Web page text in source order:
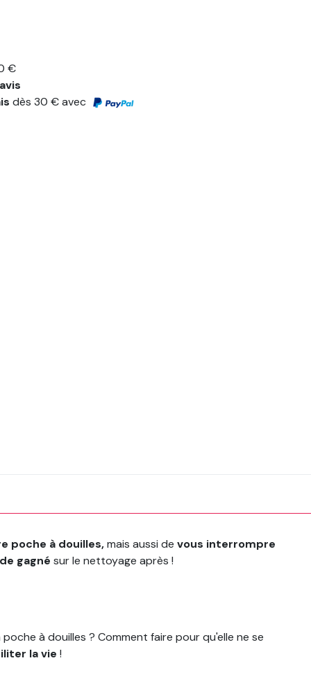
€
dès 30 € avec
poche à douilles,mais aussi de vous interrompre
gagné sur le nettoyage après !
poche à douilles ? Comment faire pour qu'elle ne se
la vie !